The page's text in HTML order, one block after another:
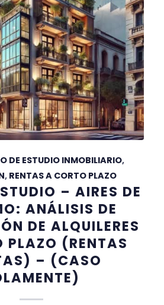
DE ESTUDIO INMOBILIARIO,
, RENTAS A CORTO PLAZO
– AIRES DE
ANÁLISIS DE
DE ALQUILERES
PLAZO (RENTAS
– (CASO